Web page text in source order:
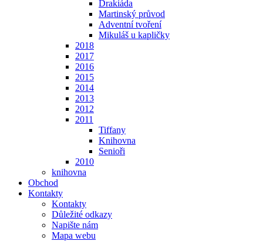
Drakiáda
Martinský průvod
Adventní tvoření
Mikuláš u kapličky
2018
2017
2016
2015
2014
2013
2012
2011
Tiffany
Knihovna
Senioři
2010
knihovna
Obchod
Kontakty
Kontakty
Důležité odkazy
Napište nám
Mapa webu